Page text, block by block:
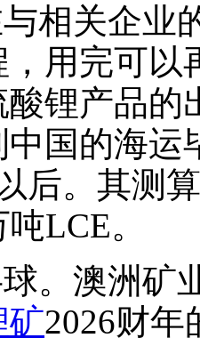
相关企业
用完可以
锂产品的
国的海运
后。其测
LCE。
。澳洲矿
矿2026财年